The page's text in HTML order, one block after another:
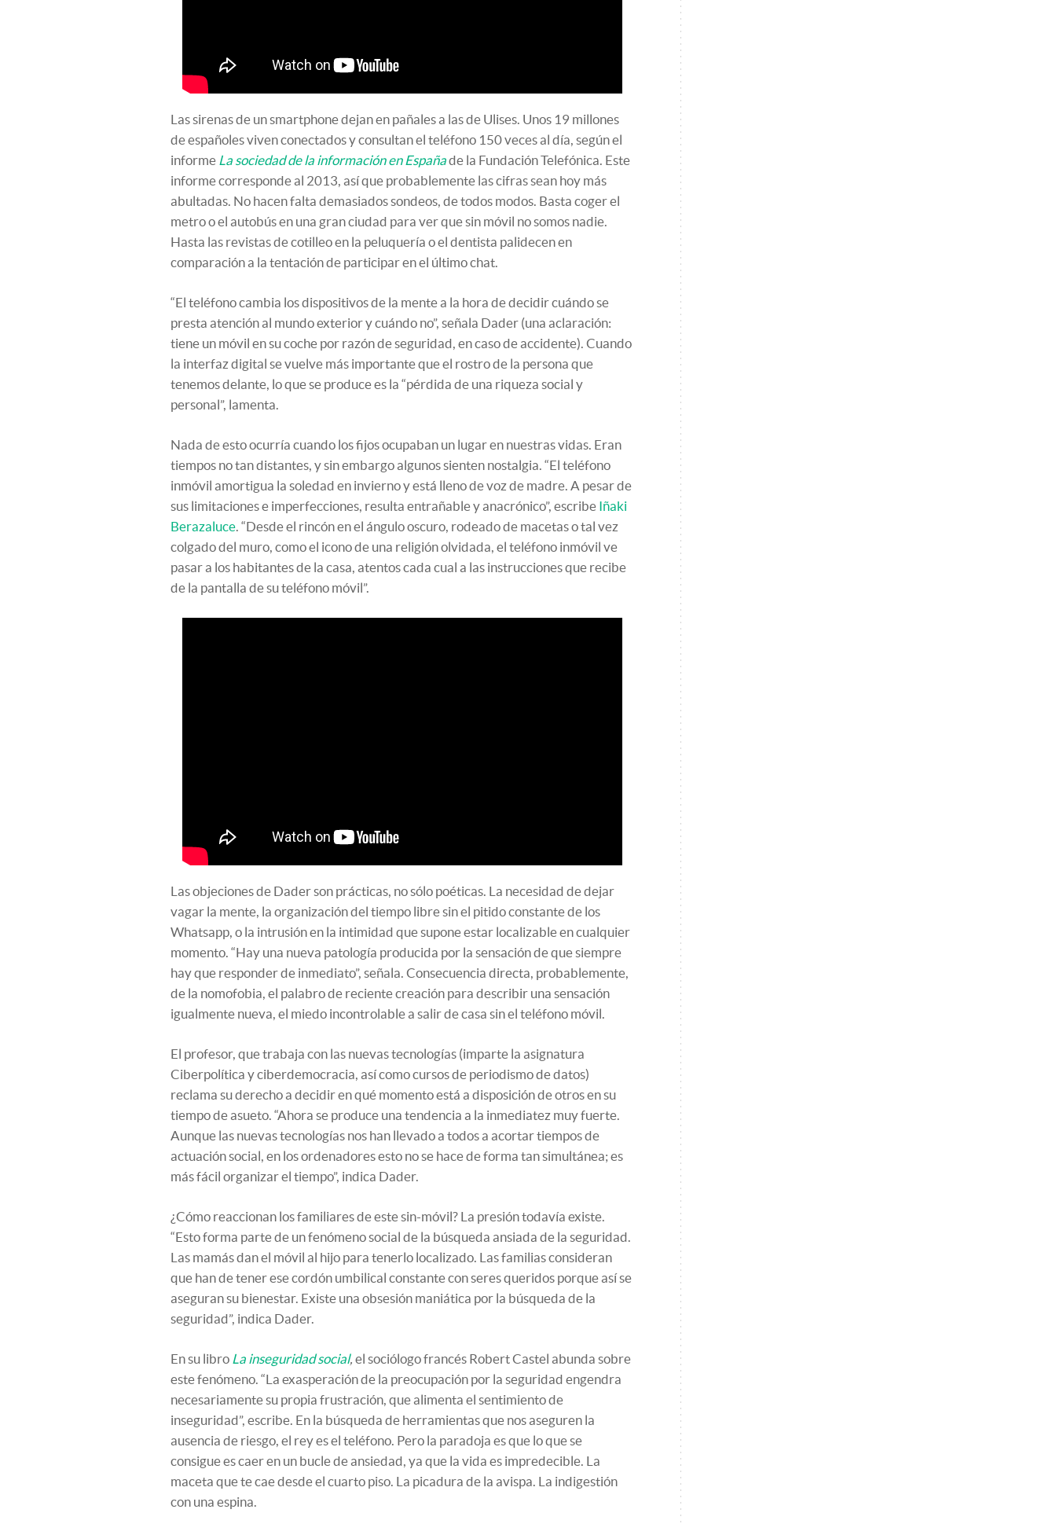
Las sirenas de un smartphone dejan en pañales a las de Ulises. Unos 19 millones
de españoles viven conectados y consultan el teléfono 150 veces al día, según el
informe La sociedad de la información en Españade la Fundación Telefónica. Este
informe corresponde al 2013, así que probablemente las cifras sean hoy más
abultadas. No hacen falta demasiados sondeos, de todos modos. Basta coger el
metro o el autobús en una gran ciudad para ver que sin móvil no somos nadie.
Hasta las revistas de cotilleo en la peluquería o el dentista palidecen en
comparación a la tentación de participar en el último chat.
“El teléfono cambia los dispositivos de la mente a la hora de decidir cuándo se
presta atención al mundo exterior y cuándo no”, señala Dader (una aclaración:
tiene un móvil en su coche por razón de seguridad, en caso de accidente). Cuando
la interfaz digital se vuelve más importante que el rostro de la persona que
tenemos delante, lo que se produce es la “pérdida de una riqueza social y
personal”, lamenta.
Nada de esto ocurría cuando los fijos ocupaban un lugar en nuestras vidas. Eran
tiempos no tan distantes, y sin embargo algunos sienten nostalgia. “El teléfono
inmóvil amortigua la soledad en invierno y está lleno de voz de madre. A pesar de
sus limitaciones e imperfecciones, resulta entrañable y anacrónico”, escribe Iñaki
Berazaluce. “Desde el rincón en el ángulo oscuro, rodeado de macetas o tal vez
colgado del muro, como el icono de una religión olvidada, el teléfono inmóvil ve
pasar a los habitantes de la casa, atentos cada cual a las instrucciones que recibe
de la pantalla de su teléfono móvil”.
Las objeciones de Dader son prácticas, no sólo poéticas. La necesidad de dejar
vagar la mente, la organización del tiempo libre sin el pitido constante de los
Whatsapp, o la intrusión en la intimidad que supone estar localizable en cualquier
momento. “Hay una nueva patología producida por la sensación de que siempre
hay que responder de inmediato”, señala. Consecuencia directa, probablemente,
de la nomofobia, el palabro de reciente creación para describir una sensación
igualmente nueva, el miedo incontrolable a salir de casa sin el teléfono móvil.
El profesor, que trabaja con las nuevas tecnologías (imparte la asignatura
Ciberpolítica y ciberdemocracia, así como cursos de periodismo de datos)
reclama su derecho a decidir en qué momento está a disposición de otros en su
tiempo de asueto. “Ahora se produce una tendencia a la inmediatez muy fuerte.
Aunque las nuevas tecnologías nos han llevado a todos a acortar tiempos de
actuación social, en los ordenadores esto no se hace de forma tan simultánea; es
más fácil organizar el tiempo”, indica Dader.
¿Cómo reaccionan los familiares de este sin-móvil? La presión todavía existe.
“Esto forma parte de un fenómeno social de la búsqueda ansiada de la seguridad.
Las mamás dan el móvil al hijo para tenerlo localizado. Las familias consideran
que han de tener ese cordón umbilical constante con seres queridos porque así se
aseguran su bienestar. Existe una obsesión maniática por la búsqueda de la
seguridad”, indica Dader.
En su libro La inseguridad social, el sociólogo francés Robert Castel abunda sobre
este fenómeno. “La exasperación de la preocupación por la seguridad engendra
necesariamente su propia frustración, que alimenta el sentimiento de
inseguridad”, escribe. En la búsqueda de herramientas que nos aseguren la
ausencia de riesgo, el rey es el teléfono. Pero la paradoja es que lo que se
consigue es caer en un bucle de ansiedad, ya que la vida es impredecible. La
maceta que te cae desde el cuarto piso. La picadura de la avispa. La indigestión
con una espina.